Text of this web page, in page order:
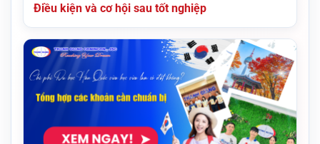
Điều kiện và cơ hội sau tốt nghiệp